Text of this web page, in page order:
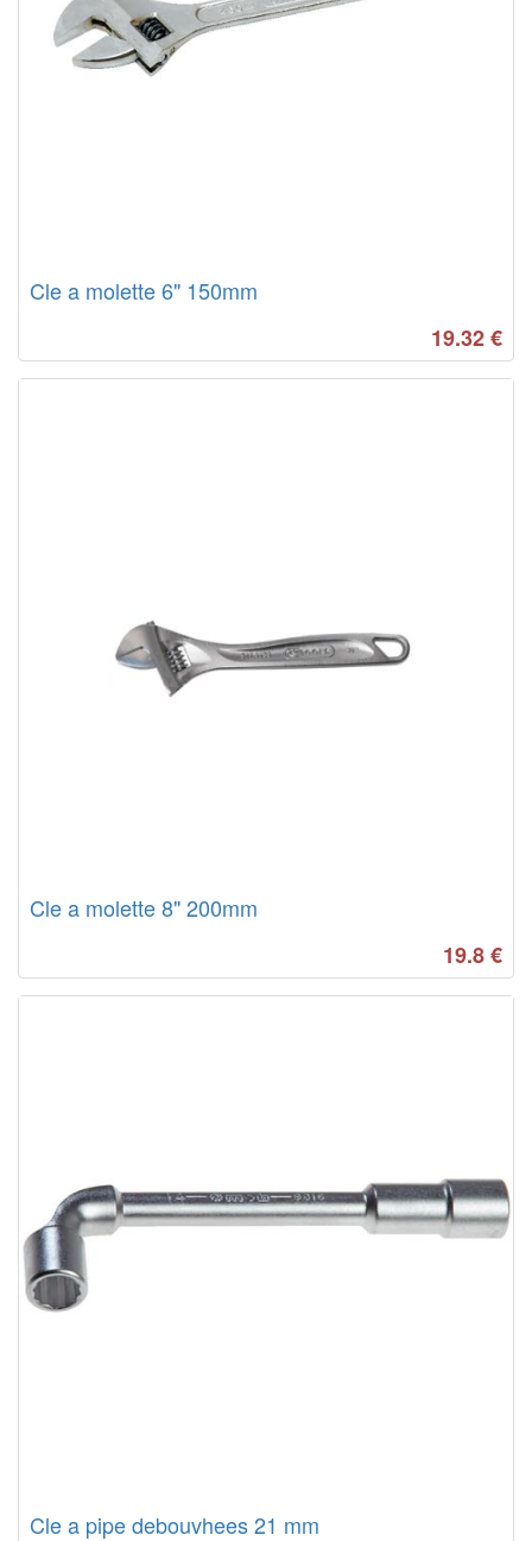
Cle a molette 6" 150mm
19.32€
Cle a molette 8" 200mm
19.8€
Cle a pipe debouvhees 21 mm